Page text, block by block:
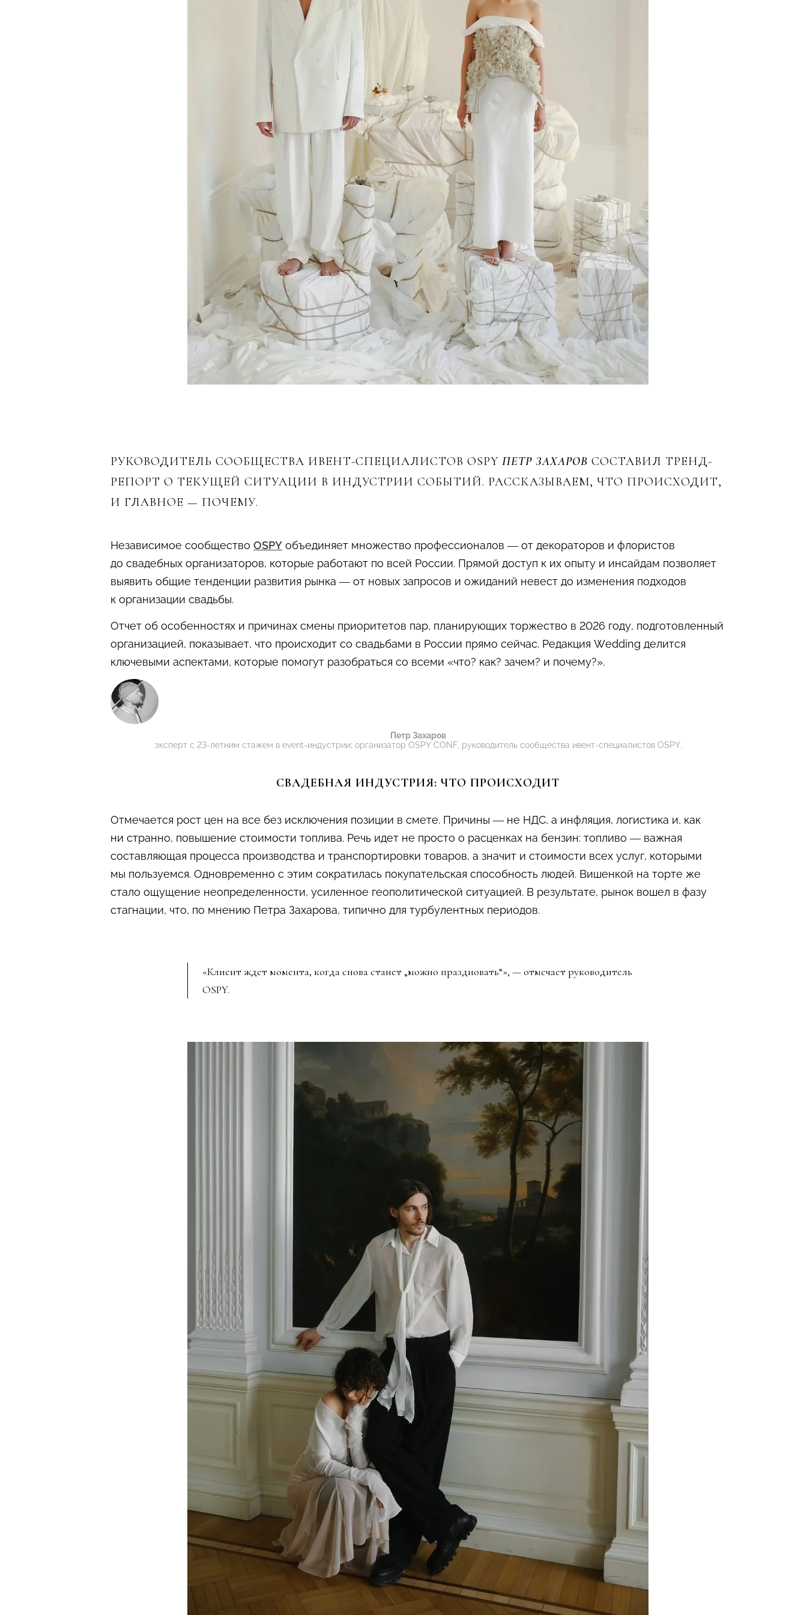
РУКОВОДИТЕЛЬ СООБЩЕСТВА ИВЕНТ-СПЕЦИАЛИСТОВ OSPY ПЕТР ЗАХАРОВ СОСТАВИЛ ТРЕНД-
РЕПОРТ О ТЕКУЩЕЙ СИТУАЦИИ В ИНДУСТРИИ СОБЫТИЙ. РАССКАЗЫВАЕМ, ЧТО ПРОИСХОДИТ,
И ГЛАВНОЕ — ПОЧЕМУ.
Независимое сообщество OSPY объединяет множество профессионалов — от декораторов и флористов
до свадебных организаторов, которые работают по всей России. Прямой доступ к их опыту и инсайдам позволяет
выявить общие тенденции развития рынка — от новых запросов и ожиданий невест до изменения подходов
к организации свадьбы.
Отчет об особенностях и причинах смены приоритетов пар, планирующих торжество в 2026 году, подготовленный
организацией, показывает, что происходит со свадьбами в России прямо сейчас. Редакция Wedding делится
ключевыми аспектами, которые помогут разобраться со всеми «что? как? зачем? и почему?».
Петр Захаров
эксперт с 23-летним стажем в event-индустрии; организатор OSPY CONF, руководитель сообщества ивент-специалистов OSPY.
СВАДЕБНАЯ ИНДУСТРИЯ: ЧТО ПРОИСХОДИТ
Отмечается рост цен на все без исключения позиции в смете. Причины — не НДС, а инфляция, логистика и, как
ни странно, повышение стоимости топлива. Речь идет не просто о расценках на бензин: топливо — важная
составляющая процесса производства и транспортировки товаров, а значит и стоимости всех услуг, которыми
мы пользуемся. Одновременно с этим сократилась покупательская способность людей. Вишенкой на торте же
стало ощущение неопределенности, усиленное геополитической ситуацией. В результате, рынок вошел в фазу
стагнации, что, по мнению Петра Захарова, типично для турбулентных периодов.
«Клиент ждет момента, когда снова станет „можно праздновать“», — отмечает руководитель
OSPY.